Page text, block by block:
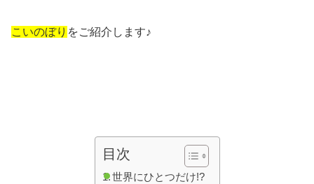
こいのぼり をご紹介します♪
目次
世界にひとつだけ!?